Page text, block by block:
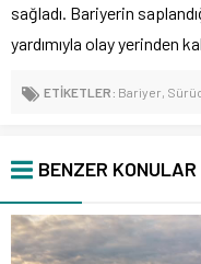
sağladı. Bariyerin
yardımıyla olay yerinden
ETİKETLER: Bariyer,
BENZER KONULAR